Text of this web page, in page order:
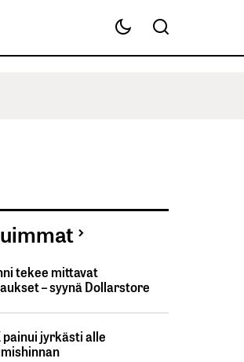
tekee mittavat
– syynä Dollarstore
painui jyrkästi alle